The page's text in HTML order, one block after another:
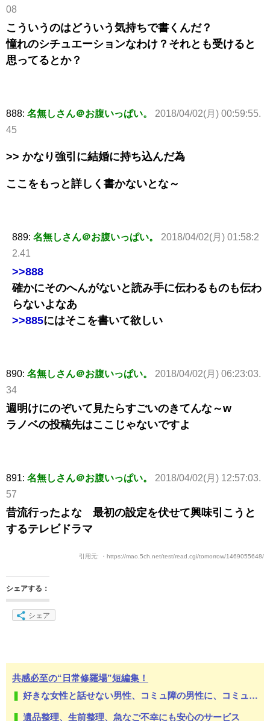
08
こういうのはどういう気持ちで書くんだ？
憧れのシチュエーションなわけ？それとも受けると
思ってるとか？
888: 名無しさん＠お腹いっぱい。
2018/04/02(月) 00:59:55.
45
>> かなり強引に結婚に持ち込んだ為
ここをもっと詳しく書かないとな～
889: 名無しさん＠お腹いっぱい。
2018/04/02(月) 01:58:2
2.41
>>888
確かにそのへんがないと読み手に伝わるものも伝わ
らないよなあ
>>885にはそこを書いて欲しい
890: 名無しさん＠お腹いっぱい。
2018/04/02(月) 06:23:03.
34
週明けにのぞいて見たらすごいのきてんな～w
ラノベの投稿先はここじゃないですよ
891: 名無しさん＠お腹いっぱい。
2018/04/02(月) 12:57:03.
57
昔流行ったよな 最初の設定を伏せて興味引こうと
するテレビドラマ
引用元: ・https://mao.5ch.net/test/read.cgi/tomorrow/1469055648/
シェアする：
シェア
共感必至の“日常修羅場”短編集！
好きな女性と話せない男性、コミュ障の男性に、コミュ力向上セラピー講座
遺品整理、生前整理、急なご不幸にも安心のサービス